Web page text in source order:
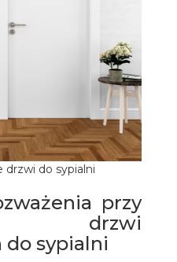
drzwi do sypialni
przy
drzwi
sypialni